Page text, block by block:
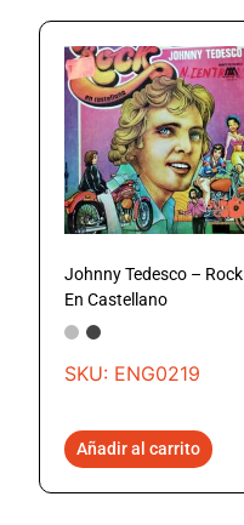
Johnny Tedesco – Rock
En Castellano
SKU: ENG0219
Añadir al carrito